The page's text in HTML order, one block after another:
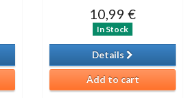
10,99 €
In Stock
Details
Add to cart